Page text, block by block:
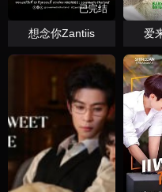
已完结
想念你Zantiis 爱